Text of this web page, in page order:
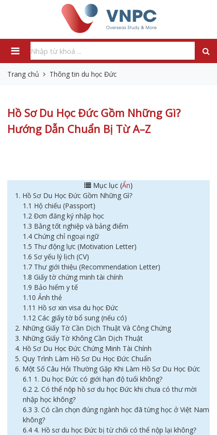
Trang chủ Thông tin du học Đức
Hồ Sơ Du Học Đức Gồm Những Gì?
Hướng Dẫn Chuẩn Bị Từ A–Z
Mục lục (Ẩn)
1. Hồ Sơ Du Học Đức Gồm Những Gì?
1.1 Hộ chiếu (Passport)
1.2 Đơn đăng ký nhập học
1.3 Bằng tốt nghiệp và bảng điểm
1.4 Chứng chỉ ngoại ngữ
1.5 Thư động lực (Motivation Letter)
1.6 Sơ yếu lý lịch (CV)
1.7 Thư giới thiệu (Recommendation Letter)
1.8 Giấy tờ chứng minh tài chính
1.9 Bảo hiểm y tế
1.10 Ảnh thẻ
1.11 Hồ sơ xin visa du học Đức
1.12 Các giấy tờ bổ sung (nếu có)
2. Những Giấy Tờ Cần Dịch Thuật Và Công Chứng
3. Những Giấy Tờ Không Cần Dịch Thuật
4. Hồ Sơ Du Học Đức Chứng Minh Tài Chính
5. Quy Trình Làm Hồ Sơ Du Học Đức Chuẩn
6. Một Số Câu Hỏi Thường Gặp Khi Làm Hồ Sơ Du Học Đức
6.1 1. Du học Đức có giới hạn độ tuổi không?
6.2 2. Có thể nộp hồ sơ du học Đức khi chưa có thư mời
nhập học không?
6.3 3. Có cần chọn đúng ngành học đã từng học ở Việt Nam
không?
6.4 4. Hồ sơ du học Đức bị từ chối có thể nộp lại không?